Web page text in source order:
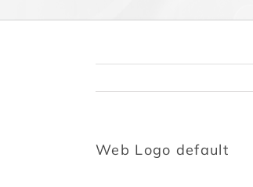
Web Logo default